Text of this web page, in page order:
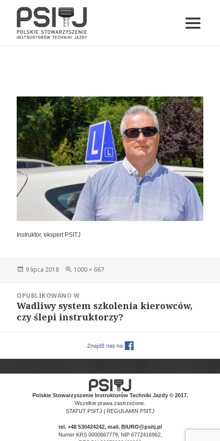
Instruktor, ekspert PSITJ
Data
9 lipca 2018
Pełny
1000 × 667
wpisu
OPUBLIKOWANO W
Wadliwy system szkolenia kierowców,
czy ślepi instruktorzy?
Polskie Stowarzyszenie Instruktorów Techniki Jazdy © 2017.
Wszelkie prawa zastrzeżone.
STATUT PSITJ | REGULAMIN PSITJ
tel. +48 530424242, mail. BIURO@psitj.pl
Numer KRS 0000667779, NIP 6772416962,